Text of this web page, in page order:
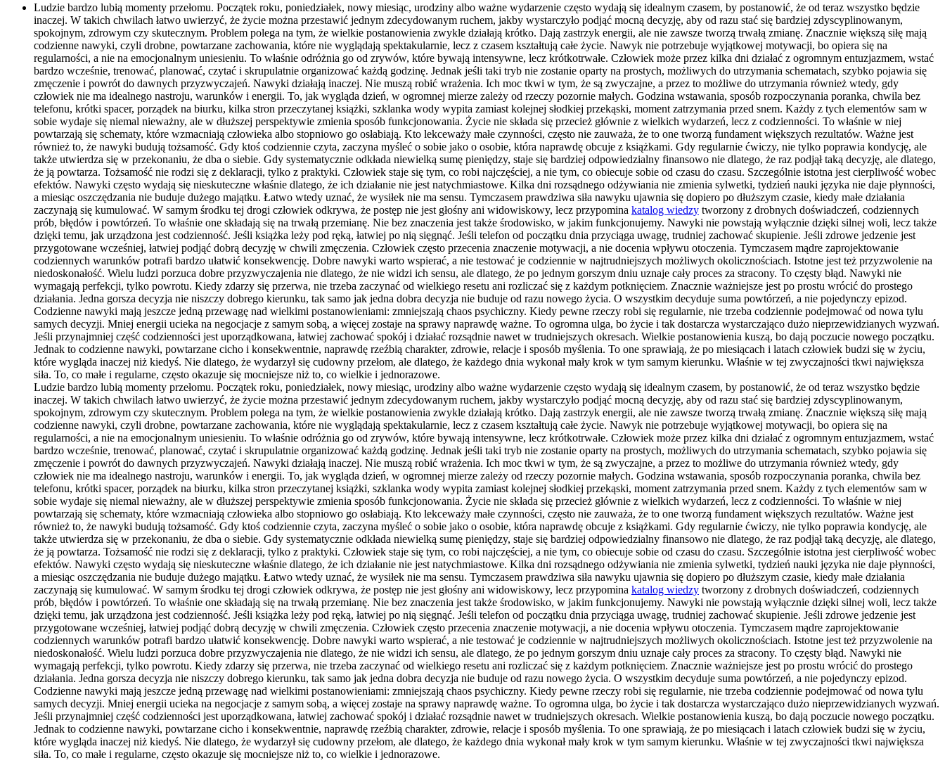
Ludzie bardzo lubią momenty przełomu. Początek roku, poniedziałek, nowy miesiąc, urodziny albo ważne wydarzenie często wydają się idealnym czasem, by postanowić, że od teraz wszystko będzie
inaczej. W takich chwilach łatwo uwierzyć, że życie można przestawić jednym zdecydowanym ruchem, jakby wystarczyło podjąć mocną decyzję, aby od razu stać się bardziej zdyscyplinowanym,
spokojnym, zdrowym czy skutecznym. Problem polega na tym, że wielkie postanowienia zwykle działają krótko. Dają zastrzyk energii, ale nie zawsze tworzą trwałą zmianę. Znacznie większą siłę mają
codzienne nawyki, czyli drobne, powtarzane zachowania, które nie wyglądają spektakularnie, lecz z czasem kształtują całe życie. Nawyk nie potrzebuje wyjątkowej motywacji, bo opiera się na
regularności, a nie na emocjonalnym uniesieniu. To właśnie odróżnia go od zrywów, które bywają intensywne, lecz krótkotrwałe. Człowiek może przez kilka dni działać z ogromnym entuzjazmem, wstać
bardzo wcześnie, trenować, planować, czytać i skrupulatnie organizować każdą godzinę. Jednak jeśli taki tryb nie zostanie oparty na prostych, możliwych do utrzymania schematach, szybko pojawia się
zmęczenie i powrót do dawnych przyzwyczajeń. Nawyki działają inaczej. Nie muszą robić wrażenia. Ich moc tkwi w tym, że są zwyczajne, a przez to możliwe do utrzymania również wtedy, gdy
człowiek nie ma idealnego nastroju, warunków i energii. To, jak wygląda dzień, w ogromnej mierze zależy od rzeczy pozornie małych. Godzina wstawania, sposób rozpoczynania poranka, chwila bez
telefonu, krótki spacer, porządek na biurku, kilka stron przeczytanej książki, szklanka wody wypita zamiast kolejnej słodkiej przekąski, moment zatrzymania przed snem. Każdy z tych elementów sam w
sobie wydaje się niemal nieważny, ale w dłuższej perspektywie zmienia sposób funkcjonowania. Życie nie składa się przecież głównie z wielkich wydarzeń, lecz z codzienności. To właśnie w niej
powtarzają się schematy, które wzmacniają człowieka albo stopniowo go osłabiają. Kto lekceważy małe czynności, często nie zauważa, że to one tworzą fundament większych rezultatów. Ważne jest
również to, że nawyki budują tożsamość. Gdy ktoś codziennie czyta, zaczyna myśleć o sobie jako o osobie, która naprawdę obcuje z książkami. Gdy regularnie ćwiczy, nie tylko poprawia kondycję, ale
także utwierdza się w przekonaniu, że dba o siebie. Gdy systematycznie odkłada niewielką sumę pieniędzy, staje się bardziej odpowiedzialny finansowo nie dlatego, że raz podjął taką decyzję, ale dlatego,
że ją powtarza. Tożsamość nie rodzi się z deklaracji, tylko z praktyki. Człowiek staje się tym, co robi najczęściej, a nie tym, co obiecuje sobie od czasu do czasu. Szczególnie istotna jest cierpliwość wobec
efektów. Nawyki często wydają się nieskuteczne właśnie dlatego, że ich działanie nie jest natychmiastowe. Kilka dni rozsądnego odżywiania nie zmienia sylwetki, tydzień nauki języka nie daje płynności,
a miesiąc oszczędzania nie buduje dużego majątku. Łatwo wtedy uznać, że wysiłek nie ma sensu. Tymczasem prawdziwa siła nawyku ujawnia się dopiero po dłuższym czasie, kiedy małe działania
zaczynają się kumulować. W samym środku tej drogi człowiek odkrywa, że postęp nie jest głośny ani widowiskowy, lecz przypomina katalog wiedzy tworzony z drobnych doświadczeń, codziennych
prób, błędów i powtórzeń. To właśnie one składają się na trwałą przemianę. Nie bez znaczenia jest także środowisko, w jakim funkcjonujemy. Nawyki nie powstają wyłącznie dzięki silnej woli, lecz także
dzięki temu, jak urządzona jest codzienność. Jeśli książka leży pod ręką, łatwiej po nią sięgnąć. Jeśli telefon od początku dnia przyciąga uwagę, trudniej zachować skupienie. Jeśli zdrowe jedzenie jest
przygotowane wcześniej, łatwiej podjąć dobrą decyzję w chwili zmęczenia. Człowiek często przecenia znaczenie motywacji, a nie docenia wpływu otoczenia. Tymczasem mądre zaprojektowanie
codziennych warunków potrafi bardzo ułatwić konsekwencję. Dobre nawyki warto wspierać, a nie testować je codziennie w najtrudniejszych możliwych okolicznościach. Istotne jest też przyzwolenie na
niedoskonałość. Wielu ludzi porzuca dobre przyzwyczajenia nie dlatego, że nie widzi ich sensu, ale dlatego, że po jednym gorszym dniu uznaje cały proces za stracony. To częsty błąd. Nawyki nie
wymagają perfekcji, tylko powrotu. Kiedy zdarzy się przerwa, nie trzeba zaczynać od wielkiego resetu ani rozliczać się z każdym potknięciem. Znacznie ważniejsze jest po prostu wrócić do prostego
działania. Jedna gorsza decyzja nie niszczy dobrego kierunku, tak samo jak jedna dobra decyzja nie buduje od razu nowego życia. O wszystkim decyduje suma powtórzeń, a nie pojedynczy epizod.
Codzienne nawyki mają jeszcze jedną przewagę nad wielkimi postanowieniami: zmniejszają chaos psychiczny. Kiedy pewne rzeczy robi się regularnie, nie trzeba codziennie podejmować od nowa tylu
samych decyzji. Mniej energii ucieka na negocjacje z samym sobą, a więcej zostaje na sprawy naprawdę ważne. To ogromna ulga, bo życie i tak dostarcza wystarczająco dużo nieprzewidzianych wyzwań.
Jeśli przynajmniej część codzienności jest uporządkowana, łatwiej zachować spokój i działać rozsądnie nawet w trudniejszych okresach. Wielkie postanowienia kuszą, bo dają poczucie nowego początku.
Jednak to codzienne nawyki, powtarzane cicho i konsekwentnie, naprawdę rzeźbią charakter, zdrowie, relacje i sposób myślenia. To one sprawiają, że po miesiącach i latach człowiek budzi się w życiu,
które wygląda inaczej niż kiedyś. Nie dlatego, że wydarzył się cudowny przełom, ale dlatego, że każdego dnia wykonał mały krok w tym samym kierunku. Właśnie w tej zwyczajności tkwi największa
siła. To, co małe i regularne, często okazuje się mocniejsze niż to, co wielkie i jednorazowe.
Ludzie bardzo lubią momenty przełomu. Początek roku, poniedziałek, nowy miesiąc, urodziny albo ważne wydarzenie często wydają się idealnym czasem, by postanowić, że od teraz wszystko będzie
inaczej. W takich chwilach łatwo uwierzyć, że życie można przestawić jednym zdecydowanym ruchem, jakby wystarczyło podjąć mocną decyzję, aby od razu stać się bardziej zdyscyplinowanym,
spokojnym, zdrowym czy skutecznym. Problem polega na tym, że wielkie postanowienia zwykle działają krótko. Dają zastrzyk energii, ale nie zawsze tworzą trwałą zmianę. Znacznie większą siłę mają
codzienne nawyki, czyli drobne, powtarzane zachowania, które nie wyglądają spektakularnie, lecz z czasem kształtują całe życie. Nawyk nie potrzebuje wyjątkowej motywacji, bo opiera się na
regularności, a nie na emocjonalnym uniesieniu. To właśnie odróżnia go od zrywów, które bywają intensywne, lecz krótkotrwałe. Człowiek może przez kilka dni działać z ogromnym entuzjazmem, wstać
bardzo wcześnie, trenować, planować, czytać i skrupulatnie organizować każdą godzinę. Jednak jeśli taki tryb nie zostanie oparty na prostych, możliwych do utrzymania schematach, szybko pojawia się
zmęczenie i powrót do dawnych przyzwyczajeń. Nawyki działają inaczej. Nie muszą robić wrażenia. Ich moc tkwi w tym, że są zwyczajne, a przez to możliwe do utrzymania również wtedy, gdy
człowiek nie ma idealnego nastroju, warunków i energii. To, jak wygląda dzień, w ogromnej mierze zależy od rzeczy pozornie małych. Godzina wstawania, sposób rozpoczynania poranka, chwila bez
telefonu, krótki spacer, porządek na biurku, kilka stron przeczytanej książki, szklanka wody wypita zamiast kolejnej słodkiej przekąski, moment zatrzymania przed snem. Każdy z tych elementów sam w
sobie wydaje się niemal nieważny, ale w dłuższej perspektywie zmienia sposób funkcjonowania. Życie nie składa się przecież głównie z wielkich wydarzeń, lecz z codzienności. To właśnie w niej
powtarzają się schematy, które wzmacniają człowieka albo stopniowo go osłabiają. Kto lekceważy małe czynności, często nie zauważa, że to one tworzą fundament większych rezultatów. Ważne jest
również to, że nawyki budują tożsamość. Gdy ktoś codziennie czyta, zaczyna myśleć o sobie jako o osobie, która naprawdę obcuje z książkami. Gdy regularnie ćwiczy, nie tylko poprawia kondycję, ale
także utwierdza się w przekonaniu, że dba o siebie. Gdy systematycznie odkłada niewielką sumę pieniędzy, staje się bardziej odpowiedzialny finansowo nie dlatego, że raz podjął taką decyzję, ale dlatego,
że ją powtarza. Tożsamość nie rodzi się z deklaracji, tylko z praktyki. Człowiek staje się tym, co robi najczęściej, a nie tym, co obiecuje sobie od czasu do czasu. Szczególnie istotna jest cierpliwość wobec
efektów. Nawyki często wydają się nieskuteczne właśnie dlatego, że ich działanie nie jest natychmiastowe. Kilka dni rozsądnego odżywiania nie zmienia sylwetki, tydzień nauki języka nie daje płynności,
a miesiąc oszczędzania nie buduje dużego majątku. Łatwo wtedy uznać, że wysiłek nie ma sensu. Tymczasem prawdziwa siła nawyku ujawnia się dopiero po dłuższym czasie, kiedy małe działania
zaczynają się kumulować. W samym środku tej drogi człowiek odkrywa, że postęp nie jest głośny ani widowiskowy, lecz przypomina katalog wiedzy tworzony z drobnych doświadczeń, codziennych
prób, błędów i powtórzeń. To właśnie one składają się na trwałą przemianę. Nie bez znaczenia jest także środowisko, w jakim funkcjonujemy. Nawyki nie powstają wyłącznie dzięki silnej woli, lecz także
dzięki temu, jak urządzona jest codzienność. Jeśli książka leży pod ręką, łatwiej po nią sięgnąć. Jeśli telefon od początku dnia przyciąga uwagę, trudniej zachować skupienie. Jeśli zdrowe jedzenie jest
przygotowane wcześniej, łatwiej podjąć dobrą decyzję w chwili zmęczenia. Człowiek często przecenia znaczenie motywacji, a nie docenia wpływu otoczenia. Tymczasem mądre zaprojektowanie
codziennych warunków potrafi bardzo ułatwić konsekwencję. Dobre nawyki warto wspierać, a nie testować je codziennie w najtrudniejszych możliwych okolicznościach. Istotne jest też przyzwolenie na
niedoskonałość. Wielu ludzi porzuca dobre przyzwyczajenia nie dlatego, że nie widzi ich sensu, ale dlatego, że po jednym gorszym dniu uznaje cały proces za stracony. To częsty błąd. Nawyki nie
wymagają perfekcji, tylko powrotu. Kiedy zdarzy się przerwa, nie trzeba zaczynać od wielkiego resetu ani rozliczać się z każdym potknięciem. Znacznie ważniejsze jest po prostu wrócić do prostego
działania. Jedna gorsza decyzja nie niszczy dobrego kierunku, tak samo jak jedna dobra decyzja nie buduje od razu nowego życia. O wszystkim decyduje suma powtórzeń, a nie pojedynczy epizod.
Codzienne nawyki mają jeszcze jedną przewagę nad wielkimi postanowieniami: zmniejszają chaos psychiczny. Kiedy pewne rzeczy robi się regularnie, nie trzeba codziennie podejmować od nowa tylu
samych decyzji. Mniej energii ucieka na negocjacje z samym sobą, a więcej zostaje na sprawy naprawdę ważne. To ogromna ulga, bo życie i tak dostarcza wystarczająco dużo nieprzewidzianych wyzwań.
Jeśli przynajmniej część codzienności jest uporządkowana, łatwiej zachować spokój i działać rozsądnie nawet w trudniejszych okresach. Wielkie postanowienia kuszą, bo dają poczucie nowego początku.
Jednak to codzienne nawyki, powtarzane cicho i konsekwentnie, naprawdę rzeźbią charakter, zdrowie, relacje i sposób myślenia. To one sprawiają, że po miesiącach i latach człowiek budzi się w życiu,
które wygląda inaczej niż kiedyś. Nie dlatego, że wydarzył się cudowny przełom, ale dlatego, że każdego dnia wykonał mały krok w tym samym kierunku. Właśnie w tej zwyczajności tkwi największa
siła. To, co małe i regularne, często okazuje się mocniejsze niż to, co wielkie i jednorazowe.